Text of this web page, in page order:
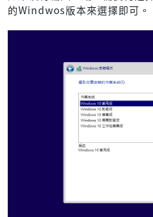
的Windwos版本來選擇即可。